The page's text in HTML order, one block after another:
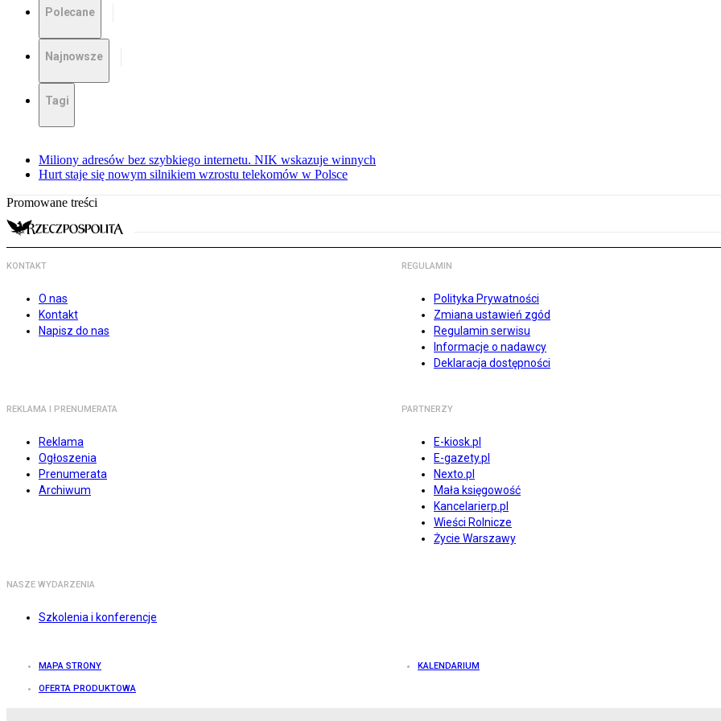
Polecane
Najnowsze
Tagi
Miliony adresów bez szybkiego internetu. NIK wskazuje winnych
Hurt staje się nowym silnikiem wzrostu telekomów w Polsce
Promowane treści
KONTAKT
O nas
Kontakt
Napisz do nas
REGULAMIN
Polityka Prywatności
Zmiana ustawień zgód
Regulamin serwisu
Informacje o nadawcy
Deklaracja dostępności
REKLAMA I PRENUMERATA
Reklama
Ogłoszenia
Prenumerata
Archiwum
PARTNERZY
E-kiosk.pl
E-gazety.pl
Nexto.pl
Mała księgowość
Kancelarierp.pl
Wieści Rolnicze
Życie Warszawy
NASZE WYDARZENIA
Szkolenia i konferencje
MAPA STRONY KALENDARIUM
OFERTA PRODUKTOWA